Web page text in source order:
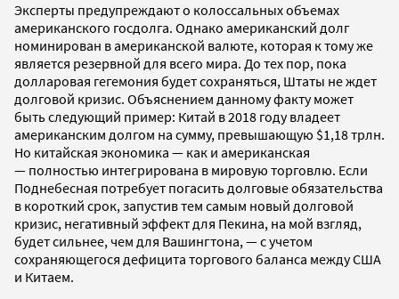
Эксперты предупреждают о колоссальных объемах
американского госдолга. Однако американский долг
номинирован в американской валюте, которая к тому же
является резервной для всего мира. До тех пор, пока
долларовая гегемония будет сохраняться, Штаты не ждет
долговой кризис. Объяснением данному факту может
быть следующий пример: Китай в 2018 году владеет
американским долгом на сумму, превышающую $1,18трлн.
Но китайская экономика — как и американская
— полностью интегрирована в мировую торговлю. Если
Поднебесная потребует погасить долговые обязательства
в короткий срок, запустив тем самым новый долговой
кризис, негативный эффект для Пекина, на мой взгляд,
будет сильнее, чем для Вашингтона,—с учетом
сохраняющегося дефицита торгового баланса между США
и Китаем.